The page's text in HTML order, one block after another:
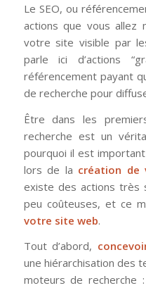
Le SEO, ou
actions que vous allez
votre site visible par
parle ici d’actions
référencement payant
de recherche pour
Être dans les
recherche est un
pourquoi il est
lors de la création de
existe des actions très
peu coûteuses, et ce
votre site web.
Tout d’abord,
une hiérarchisation des
moteurs de recherche